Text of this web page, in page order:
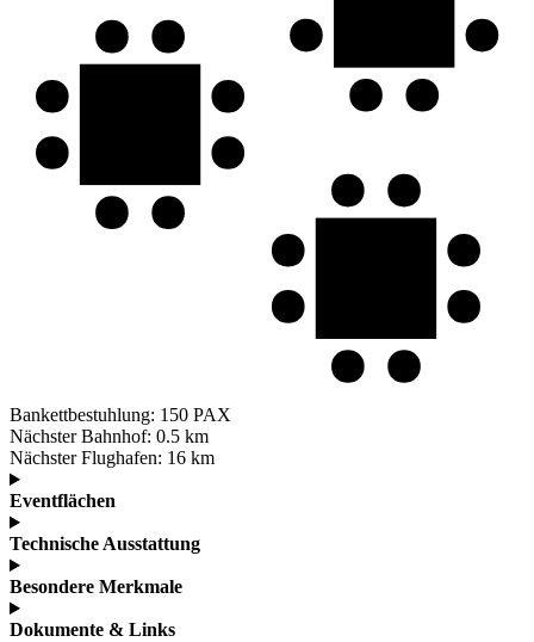
Bankettbestuhlung: 150 PAX
Nächster Bahnhof: 0.5 km
Nächster Flughafen: 16 km
Eventflächen
Technische Ausstattung
Besondere Merkmale
Dokumente & Links